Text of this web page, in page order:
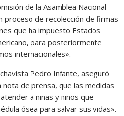
de la Asamblea Nacional
proceso de recolección de firmas
que ha impuesto Estados
para posteriormente
internacionales».
Pedro Infante, aseguró
nota de prensa, que las medidas
a niñas y niños que
ósea para salvar sus vidas».